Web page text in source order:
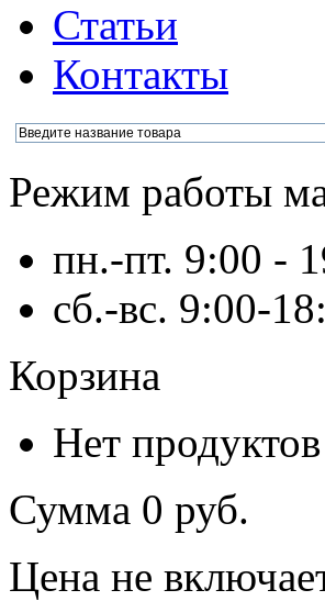
Статьи
Контакты
Режим работы
пн.-пт. 9:00 -
сб.-вс. 9:00-
Корзина
Нет продуктов
Сумма 0 руб.
Цена не